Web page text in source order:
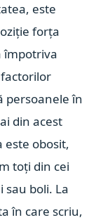
este
forța
împotriva
persoanele în
din acest
este obosit,
toți din cei
boli. La
în care scriu,